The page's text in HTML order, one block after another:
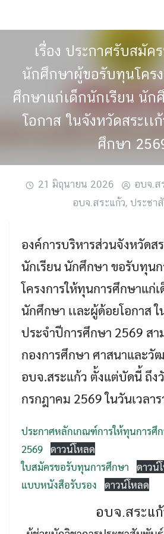
Search
เรื่อง ประกาศรับสมัค
นักศึกษาผู้ขอรับทุนโคร
ศึกษาแก่เด็กนักเรียน นัก
โอกาส ในจังหวัดสระเเ
ศึกษา
21 มิถุนายน 2026 อบจ.ส
อบจ.สระแก้ว, ประชา
องค์การบริหารส่วนจังหวัดส
นักเรียน นักศึกษา ขอรับทุน
โครงการให้ทุนการศึกษาแก่
นักศึกษา เเละผู้ด้อยโอกาส ใ
ประจำปีการศึกษา 2569 สา
กองการศึกษา ศาสนาและวั
อบจ.สระแก้ว ตั้งแต่บัดนี้ ถึง
กรกฎาคม 2569 ในวันเวลา
ประกาศหลักเกณฑ์การให้ทุนการศึ
2569 ดาวน์โหลด
ใบสมัครขอรับทุนการศึกษา
ดาวน์
แบบหนังสือรับรอง
ดาวน์โหลด
อบจ.สระแ